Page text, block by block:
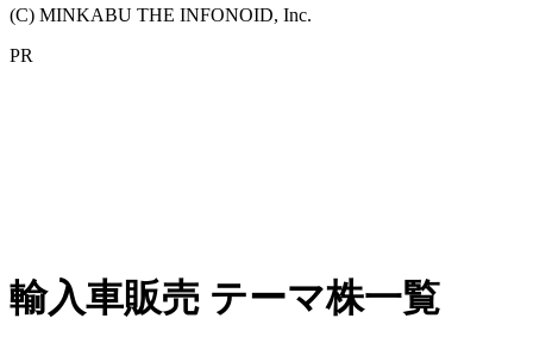
(C) MINKABU THE INFONOID, Inc.
PR
輸入車販売 テーマ株一覧